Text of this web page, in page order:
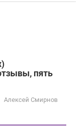
пять
Алексей Смирнов